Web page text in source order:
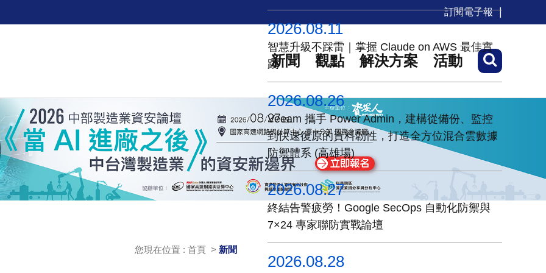
訂閱電子報
新聞 觀點 解決方案 活動
您現在位置 : 首頁 > 新聞
2026.08.11
智慧升級不踩雷｜掌握 Claude on AWS 最佳實
踐
2026.08.26
Veeam 攜手 Power Admin，建構從備份、監控
到快速復原的資料韌性，打造全方位混合雲數據
防禦體系 (高雄場)
2026.08.27
終結告警疲勞！Google SecOps 自動化防禦與
7×24 專家聯防實戰論壇
2026.08.28